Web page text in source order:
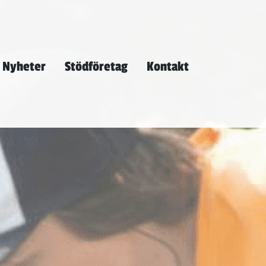
Nyheter Stödföretag Kontakt